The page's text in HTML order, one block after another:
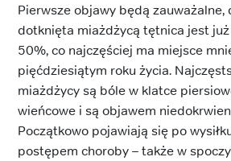
Pierwsze objawy będą
dotknięta miażdżycą tętnica jest już
50%, co najczęściej ma miejsce
pięćdziesiątym roku życia.
miażdżycy są bóle w klatce
wieńcowe i są objawem
Początkowo pojawiają się po
postępem choroby – także w